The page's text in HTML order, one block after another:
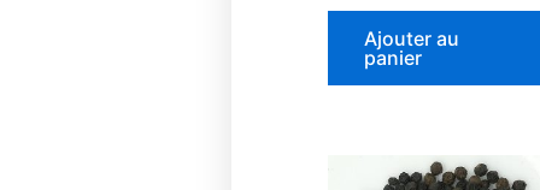
sur 5
Ajouter au
panier